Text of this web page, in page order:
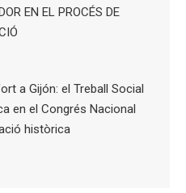
EN EL PROCÉS DE
a Gijón: el Treball Social
en el Congrés Nacional
històrica